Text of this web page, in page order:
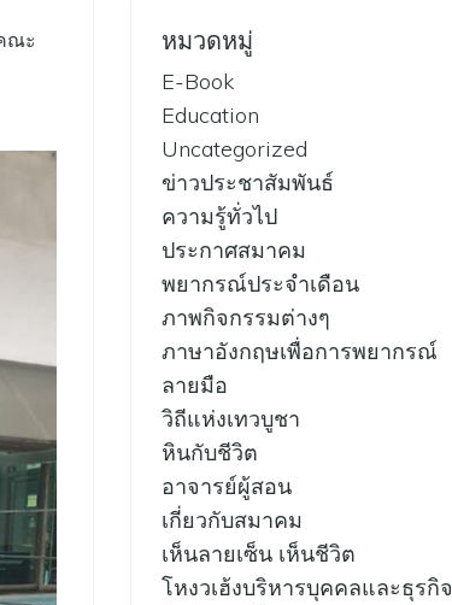
ณะ
หมวดหมู่
E-Book
Education
Uncategorized
ข่าวประชาสัมพันธ์
ความรู้ทั่วไป
ประกาศสมาคม
พยากรณ์ประจำเดือน
ภาพกิจกรรมต่างๆ
ภาษาอังกฤษเพื่อการพยากรณ์
ลายมือ
วิถีแห่งเทวบูชา
หินกับชีวิต
อาจารย์ผู้สอน
เกี่ยวกับสมาคม
เห็นลายเซ็น เห็นชีวิต
โหงวเฮ้งบริหารบุคคลและธุรกิจ